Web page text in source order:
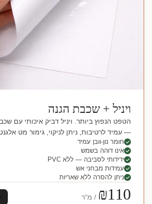
ויניל + שכבת הגנה
הטפט הנפוץ ביותר. ויניל דביק איכותי עם
— עמיד לרטיבות, ניתן לניקוי, גימור מט
חומר נון-וובן עמיד
אינו דוהה בשמש
ידידותי לסביבה — ללא PVC
עמידות מבחני אש
ניתן להסרה ללא שאריות
₪110 / מ"ר